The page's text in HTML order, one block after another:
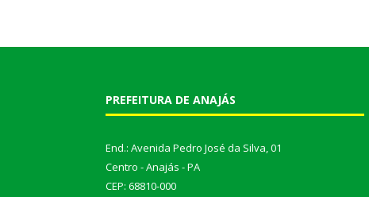
PREFEITURA DE ANAJÁS
End.: Avenida Pedro José da Silva, 01
Centro - Anajás - PA
CEP: 68810-000